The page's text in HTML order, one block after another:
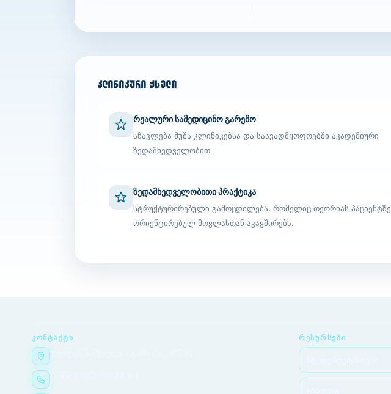
კლინიკური ქსელი
რეალური სამედიცინო გარემო
სწავლება მუშა კლინიკებსა და საავადმყოფოებში აკადემიური
ზედამხედველობით.
ზედამხედველობითი პრაქტიკა
სტრუქტურირებული გამოცდილება, რომელიც თეორიას პაციენტზე
ორიენტირებულ მოვლასთან აკავშირებს.
ᲙᲝᲜᲢᲐᲥᲢᲘ ᲠᲔᲡᲣᲠᲡᲔᲑᲘ